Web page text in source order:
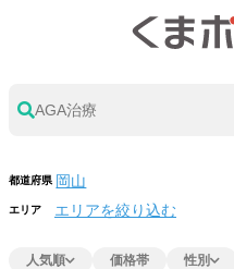
AGA治療
都道府県
エリア エリアを絞り込む
人気順 価格帯 性別